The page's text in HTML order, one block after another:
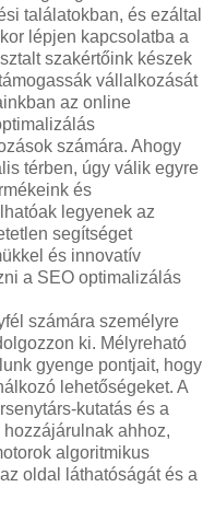
találatokban, és ezáltal
lépjen kapcsolatba a
szakértőink készek
vállalkozását
az online
számára. Ahogy
térben, úgy válik egyre
és
legyenek az
segítséget
és innovatív
a SEO optimalizálás
számára személyre
ki. Mélyreható
gyenge pontjait, hogy
lehetőségeket. A
kutatás és a
ahhoz,
algoritmikus
oldal láthatóságát és a